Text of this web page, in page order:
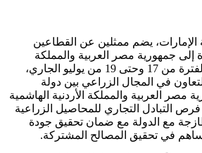
يضم ممثلين عن القطاعين
إلى جمهورية مصر العربية والمملكة
الأردنية الهاشمية خلال الفترة من 17 وحتى 19 من يوليو الجاري،
في المجال الزراعي بين دولة
مصر العربية والمملكة الأردنية الهاشمية
فرص التبادل التجاري للمحاصيل الزراعية
مع الدولة مع ضمان تحقيق جودة
يساهم في تحقيق المصالح المشتركة.